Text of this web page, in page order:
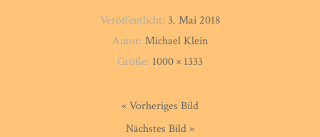
Veröffentlicht: 3. Mai 2018
Autor: Michael Klein
Größe: 1000 × 1333
« Vorheriges Bild
Nächstes Bild »